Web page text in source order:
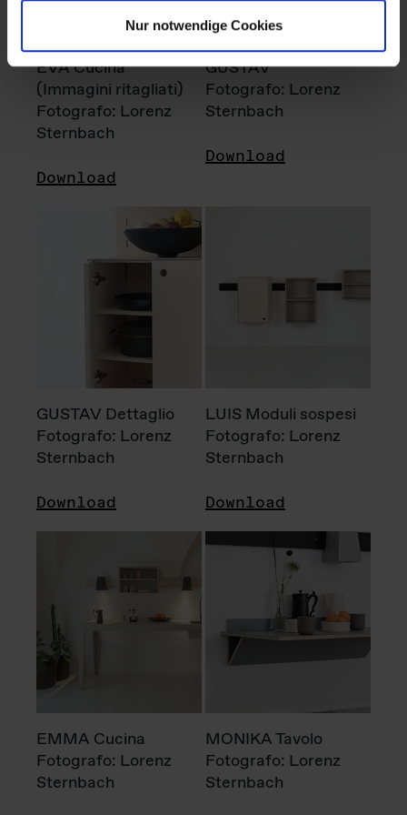
Nur notwendige Cookies
EVA Cucina
(Immagini ritagliati)
Fotografo: Lorenz
Sternbach
Download
GUSTAV
Fotografo: Lorenz
Sternbach
Download
GUSTAV Dettaglio
Fotografo: Lorenz
Sternbach
Download
LUIS Moduli sospesi
Fotografo: Lorenz
Sternbach
Download
EMMA Cucina
Fotografo: Lorenz
Sternbach
MONIKA Tavolo
Fotografo: Lorenz
Sternbach